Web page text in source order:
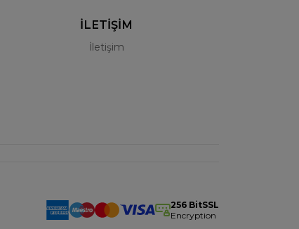
İLETİŞİM
İletişim
256 BitSSL
Encryption